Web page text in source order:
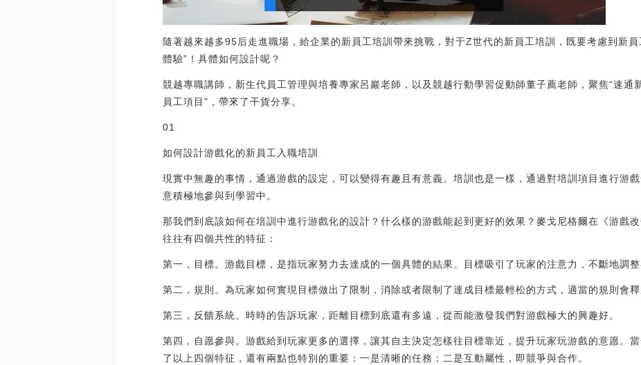
隨著越來越多95后走進職場，給企業的新員工培訓帶來挑戰，對于Z世代的新員工培訓，既要考慮到新員
體驗”！具體如何設計呢？
競越專職講師，新生代員工管理與培養專家呂巖老師，以及競越行動學習促動師董子薦老師，聚焦“速
員工項目”，帶來了干貨分享。
01
如何設計游戲化的新員工入職培訓
現實中無趣的事情，通過游戲的設定，可以變得有趣且有意義。培訓也是一樣，通過對培訓項目進行游
意積極地參與到學習中。
那我們到底該如何在培訓中進行游戲化的設計？什么樣的游戲能起到更好的效果？麥戈尼格爾在《游戲
往往有四個共性的特征：
第一，目標。游戲目標，是指玩家努力去達成的一個具體的結果。目標吸引了玩家的注意力，不斷地調整
第二，規則。為玩家如何實現目標做出了限制，消除或者限制了達成目標最輕松的方式，適當的規則會釋
第三，反饋系統。時時的告訴玩家，距離目標到底還有多遠，從而能激發我們對游戲極大的興趣好。
第四，自愿參與。游戲給到玩家更多的選擇，讓其自主決定怎樣往目標靠近，提升玩家玩游戲的意愿。
了以上四個特征，還有兩點也特別的重要：一是清晰的任務；二是互動屬性，即競爭與合作。